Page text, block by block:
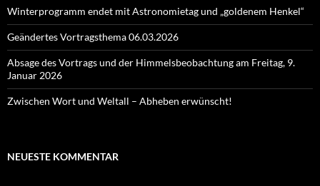
Winterprogramm endet mit Astronomietag und „goldenem Henkel“
Geändertes Vortragsthema 06.03.2026
Absage des Vortrags und der Himmelsbeobachtung am Freitag, 9.
Januar 2026
Zwischen Wort und Weltall – Abheben erwünscht!
NEUESTE KOMMENTAR